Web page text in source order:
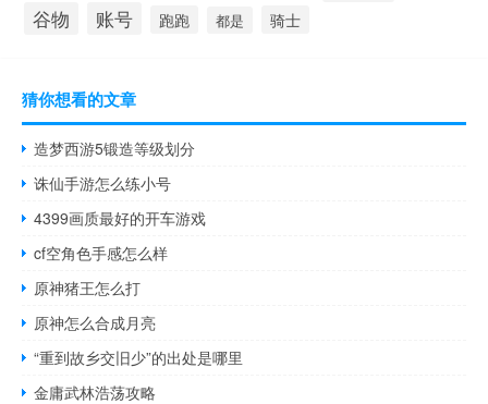
谷物 账号 跑跑 都是 骑士
猜你想看的文章
造梦西游5锻造等级划分
诛仙手游怎么练小号
4399画质最好的开车游戏
cf空角色手感怎么样
原神猪王怎么打
原神怎么合成月亮
“重到故乡交旧少”的出处是哪里
金庸武林浩荡攻略